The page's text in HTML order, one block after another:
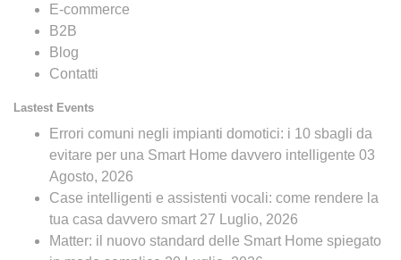
E-commerce
B2B
Blog
Contatti
Lastest Events
Errori comuni negli impianti domotici: i 10 sbagli da
evitare per una Smart Home davvero intelligente 03
Agosto, 2026
Case intelligenti e assistenti vocali: come rendere la
tua casa davvero smart 27 Luglio, 2026
Matter: il nuovo standard delle Smart Home spiegato